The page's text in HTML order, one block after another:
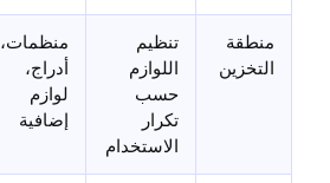
منطقة
التخزين
تنظيم
اللوازم
حسب
تكرار
الاستخدام
منظمات،
أدراج،
لوازم
إضافية